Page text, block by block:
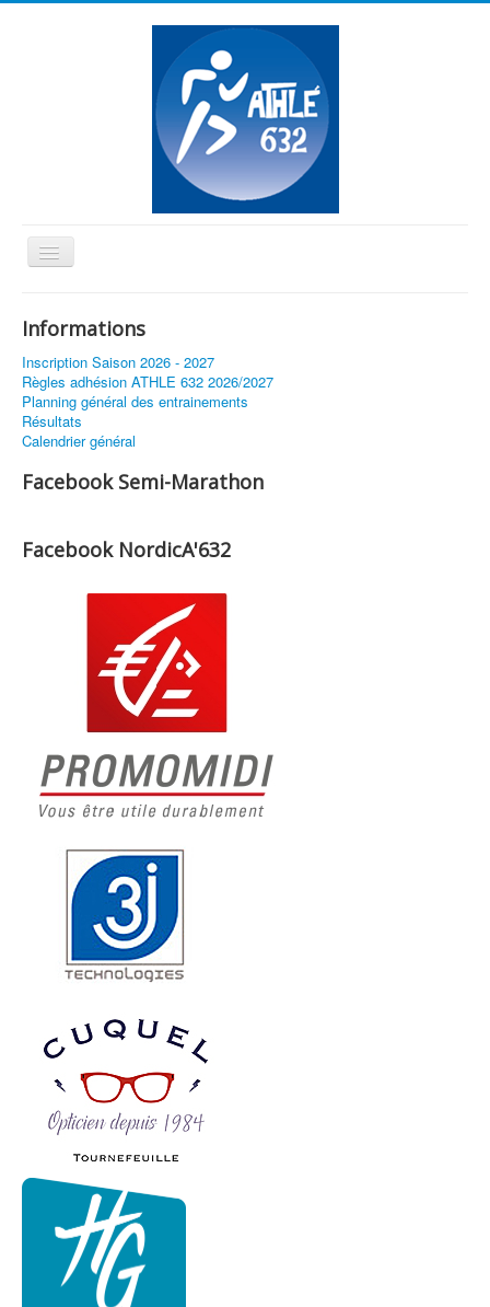
Basculer
la
Vous êtes ici :
Informations
Inscription Saison 2026 - 2027
Règles adhésion ATHLE 632 2026/2027
Planning général des entrainements
Résultats
Calendrier général
Facebook Semi-Marathon
Facebook NordicA'632